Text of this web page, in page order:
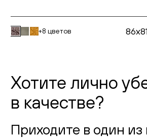
+8 цветов
Хотите лично
в качестве?
Приходите в один